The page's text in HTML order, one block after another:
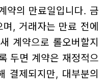
약의 만료일입니다. 금
, 거래자는 만료 전에
계약으로 롤오버할지
두면 계약은 재정적으
결제되지만, 대부분의